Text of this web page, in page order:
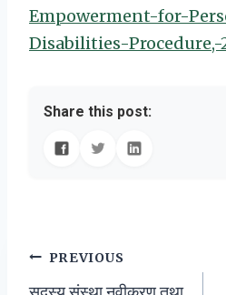
Empowerment-for-
Disabilities-Procedure,-
Share this post:
Post
PREVIOUS